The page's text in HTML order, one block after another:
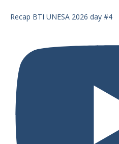
Recap BTI UNESA 2026 day #4